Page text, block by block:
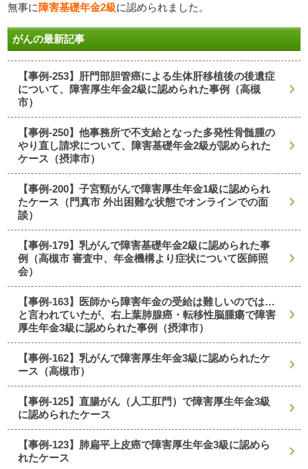
無事に 障害基礎年金2級に認められました。
がんの最新記事
【事例-253】肝門部胆管癌による生体肝移植後の後遺症
について、障害厚生年金2級に認められた事例（高槻
市）
【事例-250】他事務所で不支給となった多発性骨髄腫の
やり直し請求について、障害基礎年金2級が認められた
ケース（摂津市）
【事例-200】子宮頸がんで障害厚生年金1級に認められ
たケース（門真市 外出困難な状態でオンラインでの面
談）
【事例-179】乳がんで障害基礎年金2級に認められた事
例（高槻市 審査中、年金機構より症状について医師照
会）
【事例-163】医師から障害年金の受給は難しいのでは…
と言われていたが、右上葉肺腺癌・転移性脳腫瘍で障害
厚生年金3級に認められた事例（摂津市）
【事例-162】乳がんで障害厚生年金3級に認められたケ
ース（高槻市）
【事例-125】直腸がん（人工肛門）で障害厚生年金3級
に認められたケース
【事例-123】肺扁平上皮癌で障害厚生年金3級に認めら
れたケース